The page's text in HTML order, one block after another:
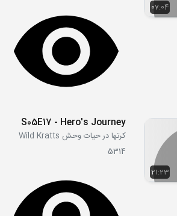
07:04
21:23
S05E17 - Hero's Journey
کرتها در حیات وحش Wild Kratts
5314